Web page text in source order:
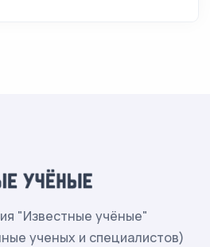
"Известные учёные"
ученых и специалистов)